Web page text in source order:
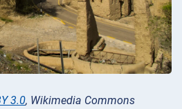
3.0, Wikimedia Commons